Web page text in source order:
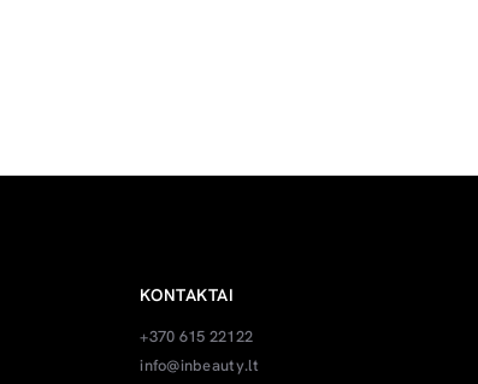
KONTAKTAI
+370 615 22122
info@inbeauty.lt